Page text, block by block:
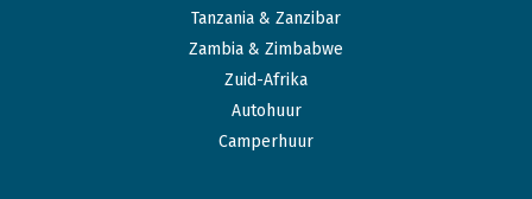
Tanzania & Zanzibar
Zambia & Zimbabwe
Zuid-Afrika
Autohuur
Camperhuur